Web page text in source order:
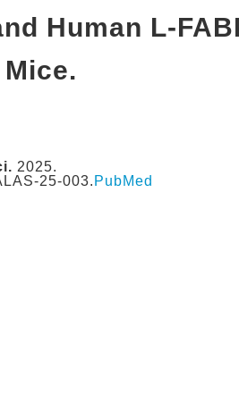
Human L-
2025.
25-003. PubMed